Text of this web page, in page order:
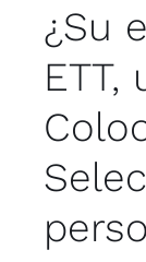
¿Su
ETT,